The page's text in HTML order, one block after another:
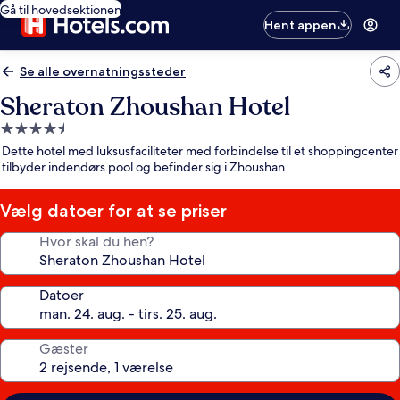
Gå til hovedsektionen
Hent appen
Se alle overnatningssteder
Sheraton Zhoushan Hotel
4.5-
stjernet
overnatningssted
Dette hotel med luksusfaciliteter med forbindelse til et shoppingcenter
tilbyder indendørs pool og befinder sig i Zhoushan
Vælg datoer for at se priser
Hvor skal du hen?
Datoer
Gæster